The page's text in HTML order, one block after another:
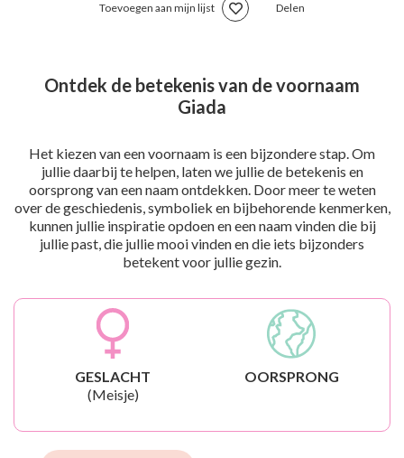
Toevoegen aan mijn lijst Delen
Ontdek de betekenis van de voornaam
Giada
Het kiezen van een voornaam is een bijzondere stap. Om
jullie daarbij te helpen, laten we jullie de betekenis en
oorsprong van een naam ontdekken. Door meer te weten
over de geschiedenis, symboliek en bijbehorende kenmerken,
kunnen jullie inspiratie opdoen en een naam vinden die bij
jullie past, die jullie mooi vinden en die iets bijzonders
betekent voor jullie gezin.
GESLACHT
(Meisje)
OORSPRONG